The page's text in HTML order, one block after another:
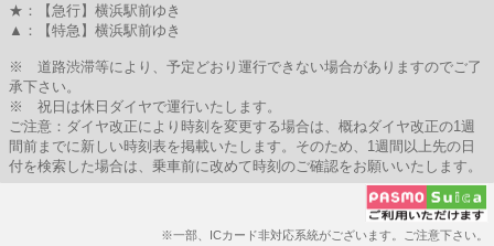
★：【急行】横浜駅前ゆき
▲：【特急】横浜駅前ゆき
※ 道路渋滞等により、予定どおり運行できない場合がありますのでご了
承下さい。
※ 祝日は休日ダイヤで運行いたします。
ご注意：ダイヤ改正により時刻を変更する場合は、概ねダイヤ改正の1週
間前までに新しい時刻表を掲載いたします。そのため、1週間以上先の日
付を検索した場合は、乗車前に改めて時刻のご確認をお願いいたします。
※一部、ICカード非対応系統がございます。ご注意下さい。